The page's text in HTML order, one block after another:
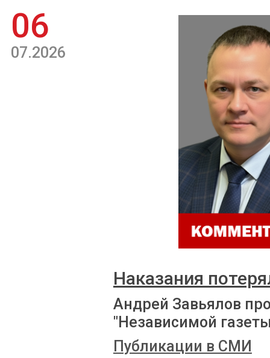
06
07.2026
Наказания
Андрей Завьялов
"Независимой
Публикации в СМИ